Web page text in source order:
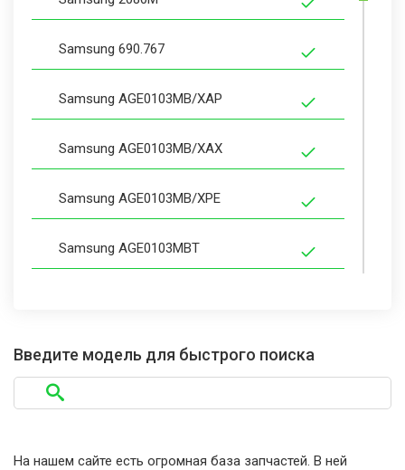
Samsung 690.767
Samsung AGE0103MB/XAP
Samsung AGE0103MB/XAX
Samsung AGE0103MB/XPE
Samsung AGE0103MBT
Samsung AGE0104MB
Samsung AGE0104MB/XPE
Введите модель для быстрого поиска
На нашем сайте есть огромная база запчастей. В ней